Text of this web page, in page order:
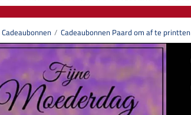
Cadeaubonnen Cadeaubonnen Paard om af te printten